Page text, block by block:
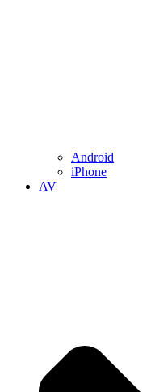
Android
iPhone
AV